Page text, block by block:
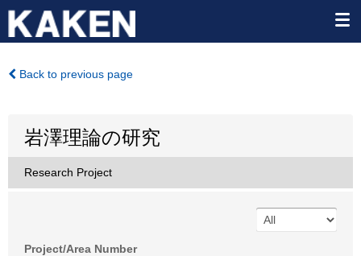
Back to previous page
岩澤理論の研究
Research Project
Project/Area Number